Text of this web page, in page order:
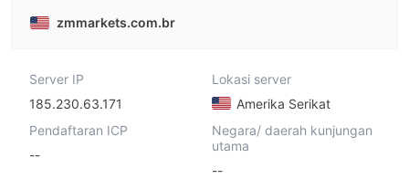
zmmarkets.com.br
Server IP
185.230.63.171
Lokasi server
Amerika Serikat
Pendaftaran ICP
--
Negara/ daerah kunjungan
utama
--